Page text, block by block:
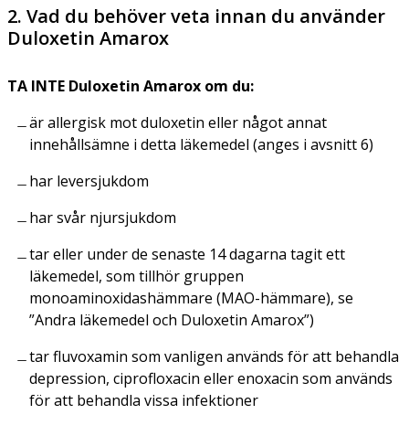
2. Vad du behöver veta innan du använder
Duloxetin Amarox
TA INTE Duloxetin Amarox om du:
är allergisk mot duloxetin eller något annat
innehållsämne i detta läkemedel (anges i avsnitt 6)
har leversjukdom
har svår njursjukdom
tar eller under de senaste 14 dagarna tagit ett
läkemedel, som tillhör gruppen
monoaminoxidashämmare (MAO-hämmare), se
”Andra läkemedel och Duloxetin Amarox”)
tar fluvoxamin som vanligen används för att behandla
depression, ciprofloxacin eller enoxacin som används
för att behandla vissa infektioner